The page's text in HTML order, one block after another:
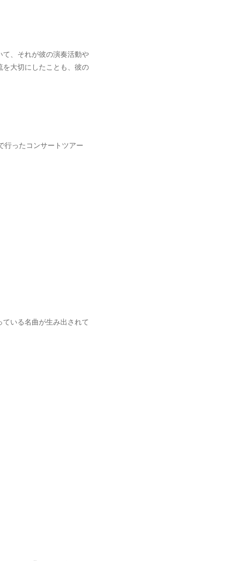
、それが彼の演奏活動や
大切にしたことも、彼の
行ったコンサートツアー
いる名曲が生み出されて